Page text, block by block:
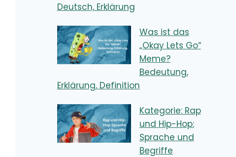
Deutsch, Erklärung
Was ist das
„Okay Lets Go“
Meme?
Bedeutung,
Erklärung, Definition
Kategorie: Rap
und Hip-Hop:
Sprache und
Begriffe